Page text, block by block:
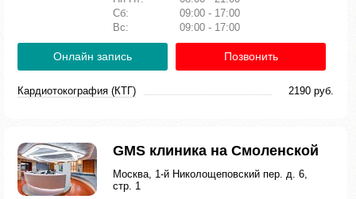
Сб:
09:00 - 17:00
Вс:
09:00 - 17:00
Онлайн запись Позвонить
Кардиотокография (КТГ) 2190 руб.
GMS клиника на Смоленской
Москва, 1-й Николощеповский пер. д. 6,
стр. 1